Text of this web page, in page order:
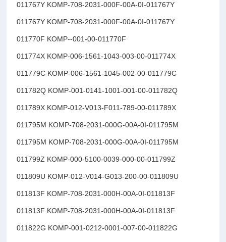
011767Y KOMP-708-2031-000F-00A-0I-011767Y
011767Y KOMP-708-2031-000F-00A-0I-011767Y
011770F KOMP--001-00-011770F
011774X KOMP-006-1561-1043-003-00-011774X
011779C KOMP-006-1561-1045-002-00-011779C
011782Q KOMP-001-0141-1001-001-00-011782Q
011789X KOMP-012-V013-F011-789-00-011789X
011795M KOMP-708-2031-000G-00A-0I-011795M
011795M KOMP-708-2031-000G-00A-0I-011795M
011799Z KOMP-000-5100-0039-000-00-011799Z
011809U KOMP-012-V014-G013-200-00-011809U
011813F KOMP-708-2031-000H-00A-0I-011813F
011813F KOMP-708-2031-000H-00A-0I-011813F
011822G KOMP-001-0212-0001-007-00-011822G